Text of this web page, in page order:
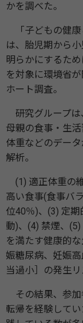
かを調べた。
「子どもの健康
は、胎児期から
明らかにするた
を対象に環境省
ホート調査。
研究グループは
母親の食事・生
体重などのデー
解析。
(1) 適正体重の
高い食事(食事バ
位40％)、(3) 定
動)、(4) 禁煙、
を満たす健康的
娠糖尿病、妊娠
当過小］の発生
その結果、参加
転帰を経験して